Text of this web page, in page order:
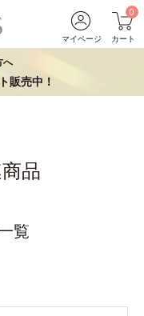
マイページ
0
カート
へ
販売中！
品
覧